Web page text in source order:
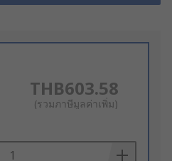
THB603.58
(รวมภาษีมูลค่าเพิ่ม)